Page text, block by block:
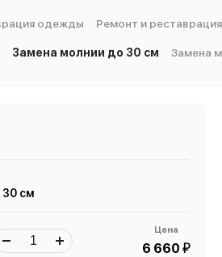
одежды Ремонт и
Замена молнии до 30 см Замена
см
Цена
6 660 й